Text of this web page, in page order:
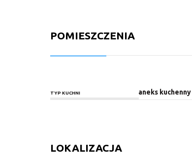
POMIESZCZENIA
TYP KUCHNI aneks kuchenny
LOKALIZACJA